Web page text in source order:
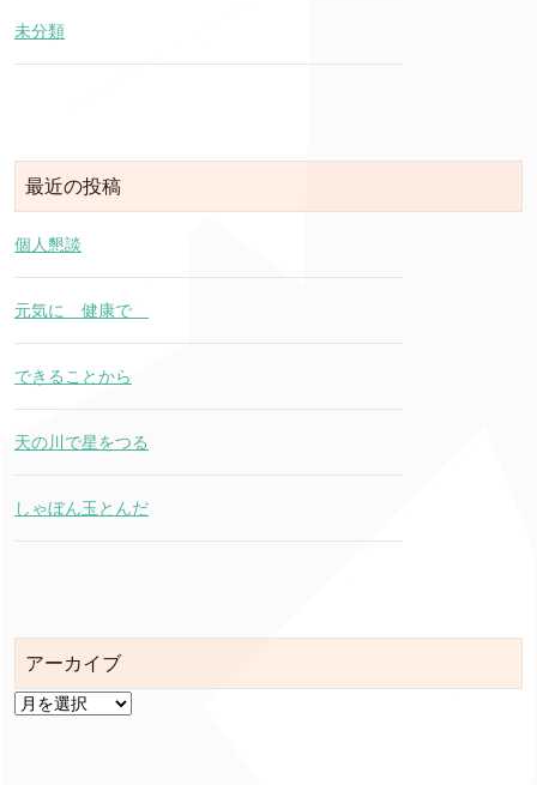
未分類
最近の投稿
個人懇談
元気に 健康で
できることから
天の川で星をつる
しゃぼん玉とんだ
アーカイブ
ア